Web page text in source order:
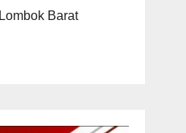
Lombok Barat